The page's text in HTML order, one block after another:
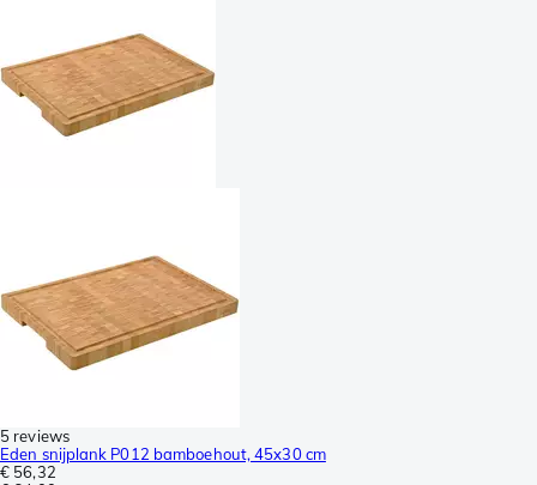
5 reviews
Eden snijplank P012 bamboehout, 45x30 cm
€ 56,32